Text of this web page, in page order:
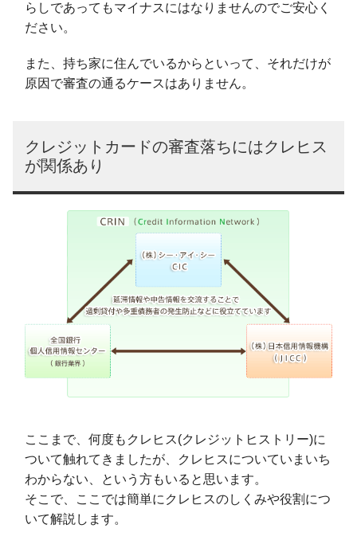
らしであってもマイナスにはなりませんのでご安心く
ださい。
また、持ち家に住んでいるからといって、それだけが
原因で審査の通るケースはありません。
クレジットカードの審査落ちにはクレヒス
が関係あり
ここまで、何度もクレヒス(クレジットヒストリー)に
ついて触れてきましたが、クレヒスについていまいち
わからない、という方もいると思います。
そこで、ここでは簡単にクレヒスのしくみや役割につ
いて解説します。